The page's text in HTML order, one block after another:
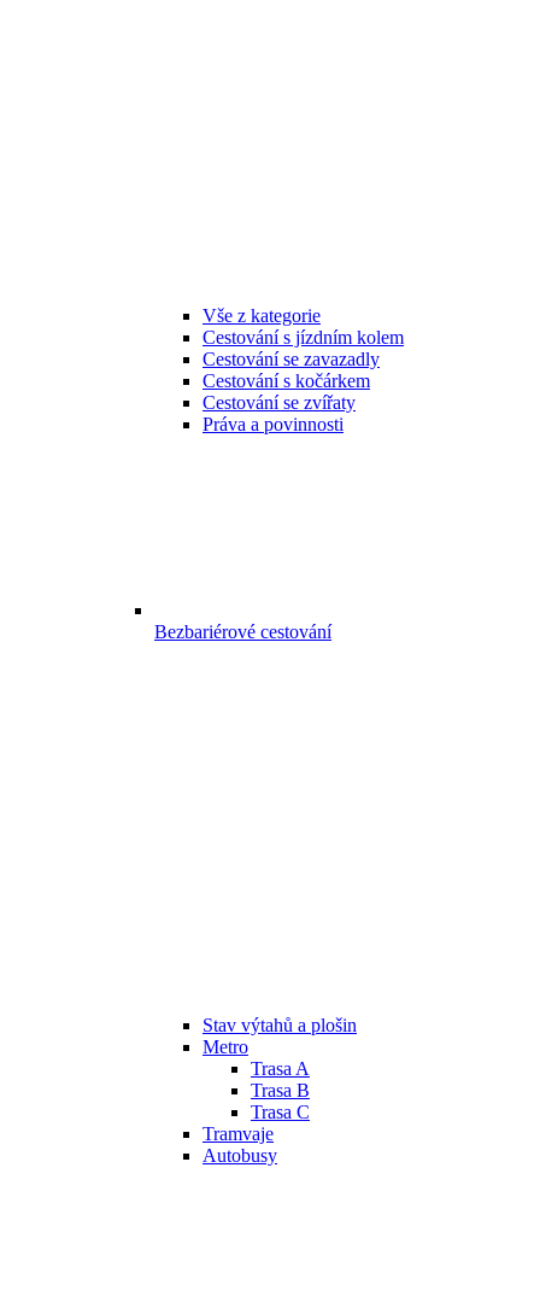
Vše z kategorie
Cestování s jízdním kolem
Cestování se zavazadly
Cestování s kočárkem
Cestování se zvířaty
Práva a povinnosti
Bezbariérové cestování
Stav výtahů a plošin
Metro
Trasa A
Trasa B
Trasa C
Tramvaje
Autobusy